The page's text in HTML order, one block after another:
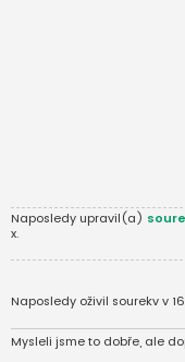
Naposledy upravil(a)
x.
Naposledy oživil sourekv v
Mysleli jsme to dobře, ale